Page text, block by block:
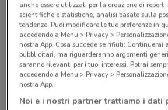
Non ci sono negozi nelle
anche essere utilizzati per la creazione di
scientifiche e statistiche, analisi basate sulla
tendenze. Puoi modificare le tue preferenze in
accedendo a Menu > Privacy >
nostra App. Cosa succede se rifiuti: Continuerai
pubblicitari, ma riguarderanno argomenti
saranno rilevanti per i tuoi interessi. Potrai
accedendo a Menu > Privacy >
nostra App.
Noi e i nostri partner trattiamo i dati